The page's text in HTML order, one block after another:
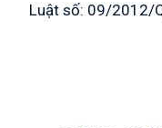
Luật số: 09/2012/